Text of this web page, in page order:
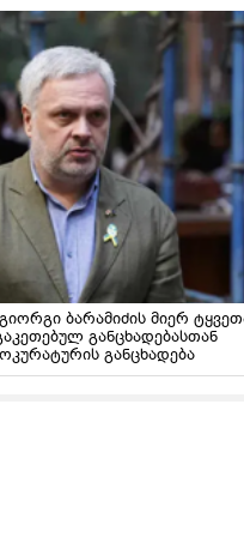
ბარამიძის მიერ
განცხადებასთან
განცხადება